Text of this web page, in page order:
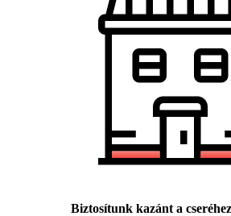
Biztosítunk kazánt a cseréhez